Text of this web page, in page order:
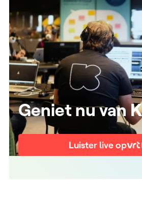
Geniet nu van
Luister live op